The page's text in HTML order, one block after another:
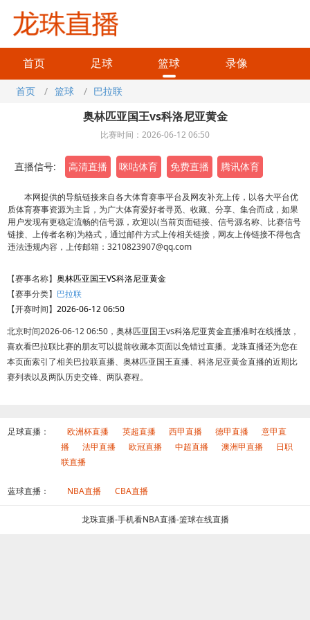
首页 足球 篮球 录像
首页 / 篮球 / 巴拉联
奥林匹亚国王vs科洛尼亚黄金
比赛时间：2026-06-12 06:50
直播信号: 高清直播 咪咕体育 免费直播 腾讯体育
本网提供的导航链接来自各大体育赛事平台及网友补充上传，以各大平台优
质体育赛事资源为主旨，为广大体育爱好者寻觅、收藏、分享、集合而成，如果
用户发现有更稳定流畅的信号源，欢迎以(当前页面链接、信号源名称、比赛信号
链接、上传者名称)为格式，通过邮件方式上传相关链接，网友上传链接不得包含
违法违规内容，上传邮箱：3210823907@qq.com
【赛事名称】 奥林匹亚国王VS科洛尼亚黄金
【赛事分类】 巴拉联
【开赛时间】 2026-06-12 06:50
北京时间2026-06-12 06:50，奥林匹亚国王vs科洛尼亚黄金直播准时在线播放，
喜欢看巴拉联比赛的朋友可以提前收藏本页面以免错过直播。龙珠直播还为您在
本页面索引了相关巴拉联直播、奥林匹亚国王直播、科洛尼亚黄金直播的近期比
赛列表以及两队历史交锋、两队赛程。
足球直播： 欧洲杯直播 英超直播 西甲直播 德甲直播
意甲直
播
法甲直播 欧冠直播 中超直播 澳洲甲直播
日职
联直播
蓝球直播： NBA直播 CBA直播
龙珠直播-手机看NBA直播-篮球在线直播